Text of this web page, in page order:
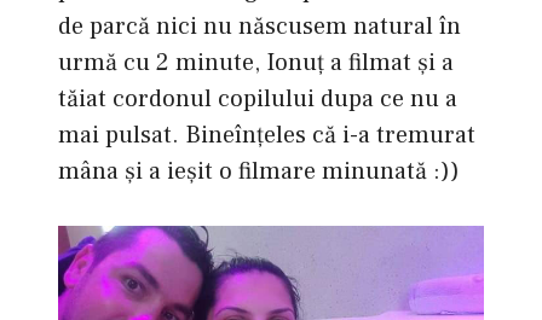
de parcă nici nu născusem natural în
urmă cu 2 minute, Ionuţ a filmat şi a
tăiat cordonul copilului dupa ce nu a
mai pulsat. Bineînţeles că i-a tremurat
mâna şi a ieşit o filmare minunată :))